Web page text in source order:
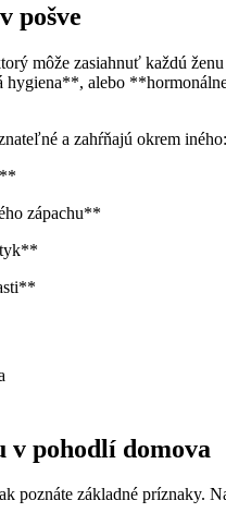
pošve
môže zasiahnuť každú
alebo
a zahŕňajú okrem iného:
zápachu**
pohodlí domova
poznáte základné príznaky.